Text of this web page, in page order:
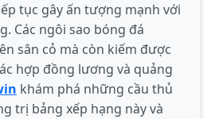
tục gây ấn tượng mạnh với
Các ngôi sao bóng đá
sân cỏ mà còn kiếm được
hợp đồng lương và quảng
khám phá những cầu thủ
trị bảng xếp hạng này và